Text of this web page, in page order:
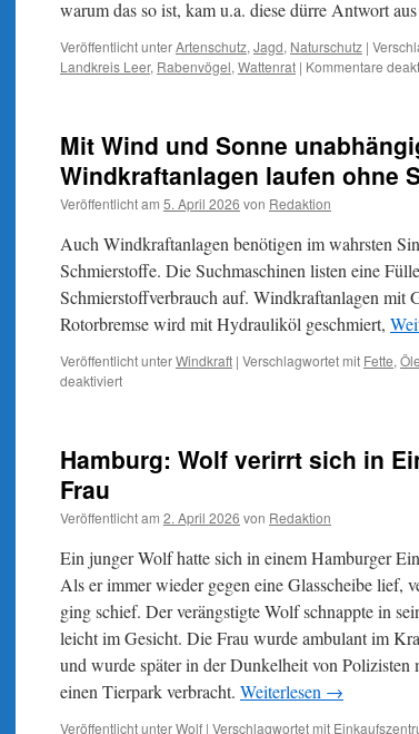
Wattenmeer:
warum das so ist, kam u.a. diese dürre Antwort
Veröffentlicht unterArtenschutz, Jagd, Naturschutz |
Landkreis Leer, Rabenvögel, Wattenrat | Kommentare
Mit Wind und Sonne
Windkraftanlagen laufen ohne
Veröffentlicht am 5. April 2026 von Redaktion
Auch Windkraftanlagen benötigen im wahrsten
Schmierstoffe. Die Suchmaschinen listen eine
Schmierstoffverbrauch auf. Windkraftanlagen mit
Rotorbremse wird mit Hydrauliköl geschmiert,
Veröffentlicht unterWindkraft | Verschlagwortet mit Fette, Öle
deaktiviertfür
Sonne
unabhängig
Öl?
Windkraftanlagen
laufen
Schmierstoffe
nicht
Hamburg: Wolf verirrt sich in
Frau
Veröffentlicht am 2. April 2026 von Redaktion
Ein junger Wolf hatte sich in einem Hamburger
Als er immer wieder gegen eine Glasscheibe lief,
ging schief. Der verängstigte Wolf schnappte in
leicht im Gesicht. Die Frau wurde ambulant im
und wurde später in der Dunkelheit von
einen Tierpark verbracht. Weiterlesen →
Veröffentlicht unterWolf | Verschlagwortet mit